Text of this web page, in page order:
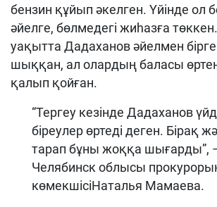
бензин құйып әкелген. Үйінде ол
әйелге, бөлмедегі жиһазға
уақытта Дадаханов әйелмен
шыққан, ал олардың баласы
қалып қойған.
“Тергеу кезінде Дадаханов
біреулер өртеді деген. Бірақ
тарап бұны жоққа шығарды”,
Челябинск облысы
көмекшісіНаталья Мамаева.